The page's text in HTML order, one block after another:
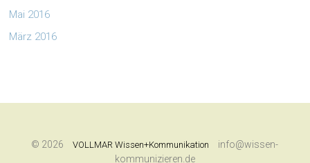
Mai 2016
März 2016
© 2026 VOLLMAR Wissen+Kommunikation
info@wissen-
kommunizieren.de